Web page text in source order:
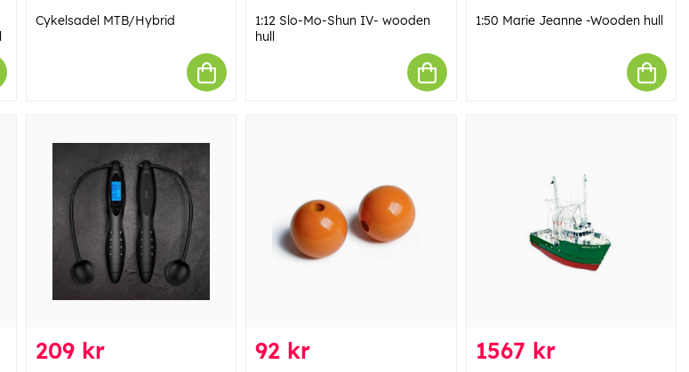
Cykelsadel MTB/Hybrid
1:12 Slo-Mo-Shun IV- wooden
hull
1:50 Marie Jeanne -Wooden hull
209 kr 92 kr 1567 kr